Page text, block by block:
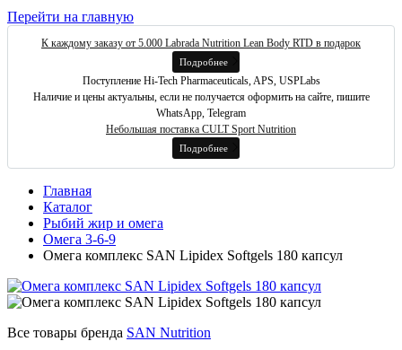
Перейти на главную
К каждому заказу от 5.000 Labrada Nutrition Lean Body RTD в подарок
Подробнее
Поступление Hi-Tech Pharmaceuticals, APS, USPLabs
Наличие и цены актуальны, если не получается оформить на сайте, пишите
WhatsApp, Telegram
Небольшая поставка CULT Sport Nutrition
Подробнее
Главная
Каталог
Рыбий жир и омега
Омега 3-6-9
Омега комплекс SAN Lipidex Softgels 180 капсул
Все товары бренда SAN Nutrition